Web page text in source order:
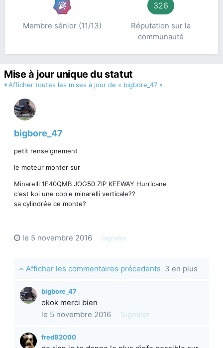
Membre sénior (11/13)
326
Réputation sur la
communauté
Mise à jour unique du statut
Afficher toutes les mises à jour de « bigbore_47 »
bigbore_47
petit renseignement
le moteur monter sur
Minarelli 1E40QMB JOG50 ZIP KEEWAY Hurricane
c'est koi une copie minarelli verticale??
sa cylindrée ce monte?
le 5 novembre 2016 Signaler
Afficher les commentaires précedents 3 en plus
bigbore_47
okok merci bien
le 5 novembre 2016
Signaler
fred82000